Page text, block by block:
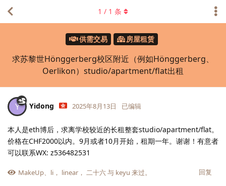
供需交易 房屋租赁
求苏黎世Hönggerberg校区附近（例如Hönggerberg、
Oerlikon）studio/apartment/flat出租
1 / 1 条
Y Yidong 2025年8月13日 已编辑
本人是eth博后，求离学校较近的长租整套studio/apartment/flat。
价格在CHF2000以内。9月或者10月开始，租期一年。谢谢！有意者
可以联系WX: z536482531
回复
MakeUp、 li ， linear ， 二十六与 keyu 来过。